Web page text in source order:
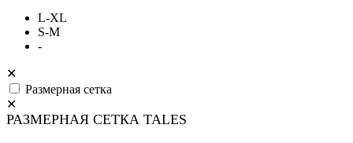
L-XL
S-M
-
✕
Размерная сетка
✕
РАЗМЕРНАЯ СЕТКА TALES